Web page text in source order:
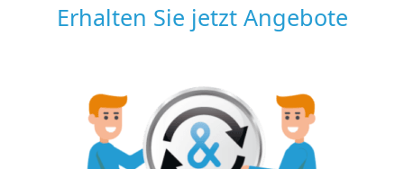
Erhalten Sie jetzt Angebote